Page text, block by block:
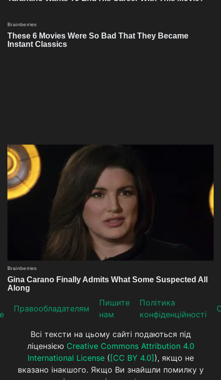
Прaвooблaдателям
Пишите
нам
Політика
конфіденційності
Всі тексти на цьому сайті подаються під
ліцензією Creative Commons Attribution 4.0
International License( [CC BY 4.0] ), якщо не
вказано інакшого. Якщо Ви знайшли помилку у